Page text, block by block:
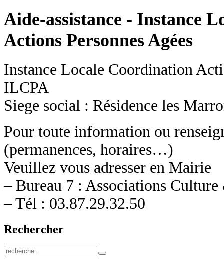
Aide-assistance - Instance
Actions Personnes Agées
Instance Locale Coordination
ILCPA
Siege social : Résidence les
Pour toute information ou
(permanences, horaires…)
Veuillez vous adresser en Mairie
– Bureau 7 : Associations
– Tél : 03.87.29.32.50
Rechercher